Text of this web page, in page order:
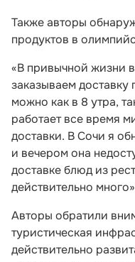
Также авторы
продуктов в
«В привычной жизни
заказываем доставку
можно как в 8 утра,
работает все время
доставки. В Сочи я
и вечером она
доставке блюд из
действительно
Авторы обратили
туристическая
действительно